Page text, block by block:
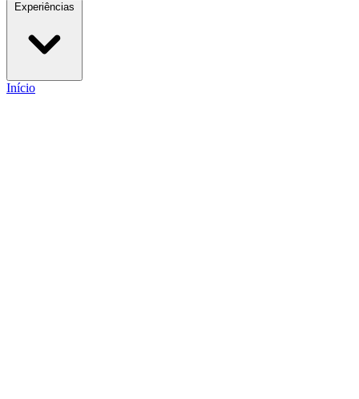
Experiências
Início